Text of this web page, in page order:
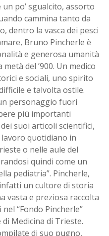
po’ sgualcito, assorto
cammina tanto da
dentro la vasca dei pesci
Bruno Pincherle è
e generosa umanità
del ’900. Un medico
e sociali, uno spirito
e talvolta ostile.
personaggio fuori
più importanti
suoi articoli scientifici,
lavoro quotidiano in
o nelle aule del
quindi come un
pediatria”. Pincherle,
un cultore di storia
vasta e preziosa raccolta
“Fondo Pincherle”
Medicina di Trieste.
di suo pugno,